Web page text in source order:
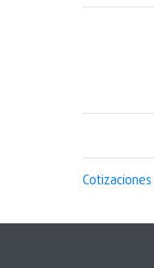
Cotizaciones